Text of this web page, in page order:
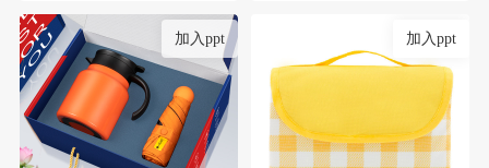
加入ppt 加入ppt